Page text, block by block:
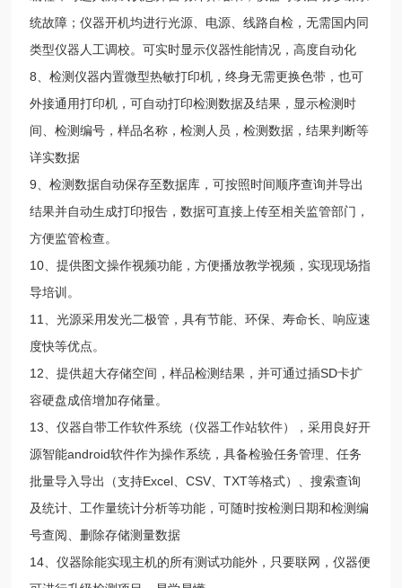
统故障；仪器开机均进行光源、电源、线路自检，无需国内同
类型仪器人工调校。可实时显示仪器性能情况，高度自动化
8、检测仪器内置微型热敏打印机，终身无需更换色带，也可
外接通用打印机，可自动打印检测数据及结果，显示检测时
间、检测编号，样品名称，检测人员，检测数据，结果判断等
详实数据
9、检测数据自动保存至数据库，可按照时间顺序查询并导出
结果并自动生成打印报告，数据可直接上传至相关监管部门，
方便监管检查。
10、提供图文操作视频功能，方便播放教学视频，实现现场指
导培训。
11、光源采用发光二极管，具有节能、环保、寿命长、响应速
度快等优点。
12、提供超大存储空间，样品检测结果，并可通过插SD卡扩
容硬盘成倍增加存储量。
13、仪器自带工作软件系统（仪器工作站软件），采用良好开
源智能android软件作为操作系统，具备检验任务管理、任务
批量导入导出（支持Excel、CSV、TXT等格式）、搜索查询
及统计、工作量统计分析等功能，可随时按检测日期和检测编
号查阅、删除存储测量数据
14、仪器除能实现主机的所有测试功能外，只要联网，仪器便